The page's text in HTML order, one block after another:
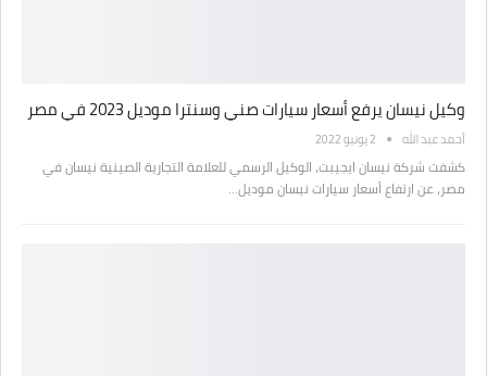
وكيل نيسان يرفع أسعار سيارات صني وسنترا موديل 2023 في مصر
أحمد عبد الله 2 يونيو 2022
كشفت شركة نيسان ايجيبت، الوكيل الرسمي للعلامة التجارية الصينية نيسان في
مصر، عن ارتفاع أسعار سيارات نيسان موديل…